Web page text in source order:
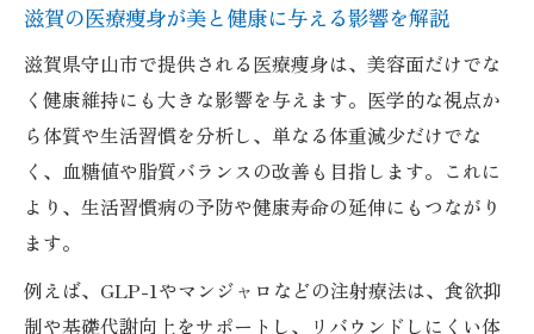
滋賀の医療痩身が美と健康に与える影響を解説
滋賀県守山市で提供される医療痩身は、美容面だけでな
く健康維持にも大きな影響を与えます。医学的な視点か
ら体質や生活習慣を分析し、単なる体重減少だけでな
く、血糖値や脂質バランスの改善も目指します。これに
より、生活習慣病の予防や健康寿命の延伸にもつながり
ます。
例えば、GLP-1やマンジャロなどの注射療法は、食欲抑
制や基礎代謝向上をサポートし、リバウンドしにくい体